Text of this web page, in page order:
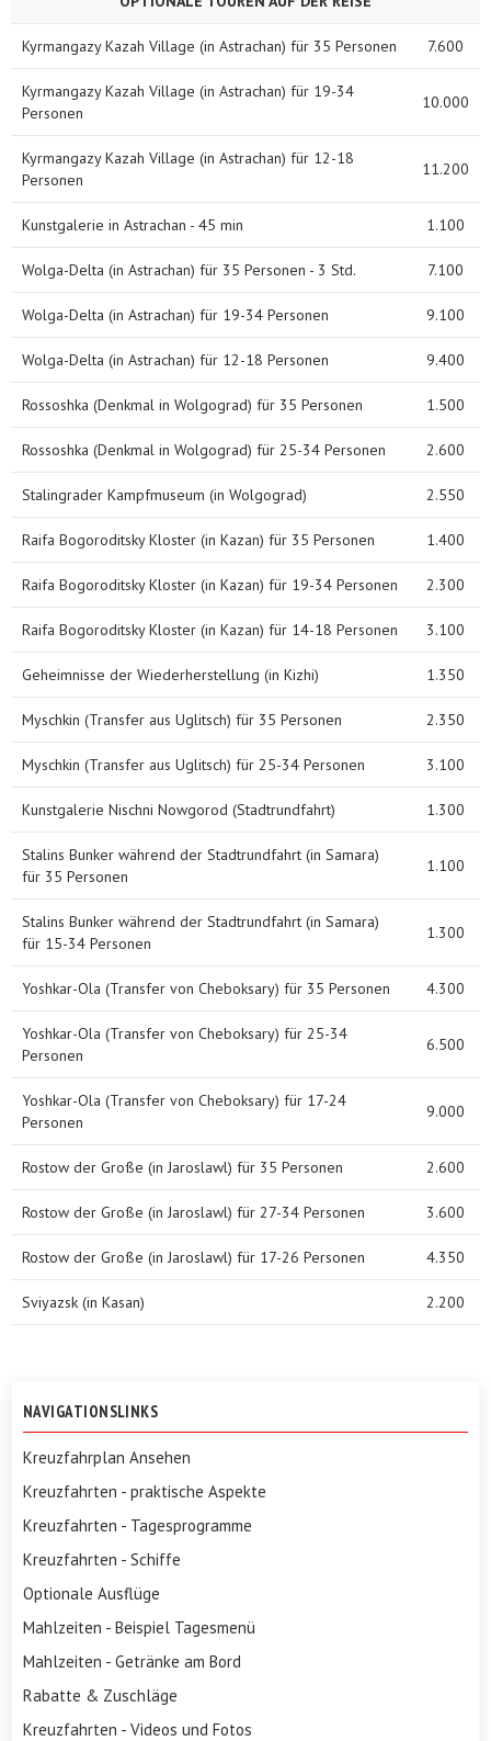
Kyrmangazy Kazah Village (in Astrachan) für 35 Personen 7.600
Kyrmangazy Kazah Village (in Astrachan) für 19-34
Personen
10.000
Kyrmangazy Kazah Village (in Astrachan) für 12-18
Personen
11.200
Kunstgalerie in Astrachan - 45 min 1.100
Wolga-Delta (in Astrachan) für 35 Personen - 3 Std. 7.100
Wolga-Delta (in Astrachan) für 19-34 Personen 9.100
Wolga-Delta (in Astrachan) für 12-18 Personen 9.400
Rossoshka (Denkmal in Wolgograd) für 35 Personen 1.500
Rossoshka (Denkmal in Wolgograd) für 25-34 Personen 2.600
Stalingrader Kampfmuseum (in Wolgograd) 2.550
Raifa Bogoroditsky Kloster (in Kazan) für 35 Personen 1.400
Raifa Bogoroditsky Kloster (in Kazan) für 19-34 Personen 2.300
Raifa Bogoroditsky Kloster (in Kazan) für 14-18 Personen 3.100
Geheimnisse der Wiederherstellung (in Kizhi) 1.350
Myschkin (Transfer aus Uglitsch) für 35 Personen 2.350
Myschkin (Transfer aus Uglitsch) für 25-34 Personen 3.100
Kunstgalerie Nischni Nowgorod (Stadtrundfahrt) 1.300
Stalins Bunker während der Stadtrundfahrt (in Samara)
für 35 Personen
1.100
Stalins Bunker während der Stadtrundfahrt (in Samara)
für 15-34 Personen
1.300
Yoshkar-Ola (Transfer von Cheboksary) für 35 Personen 4.300
Yoshkar-Ola (Transfer von Cheboksary) für 25-34
Personen
6.500
Yoshkar-Ola (Transfer von Cheboksary) für 17-24
Personen
9.000
Rostow der Große (in Jaroslawl) für 35 Personen 2.600
Rostow der Große (in Jaroslawl) für 27-34 Personen 3.600
Rostow der Große (in Jaroslawl) für 17-26 Personen 4.350
Sviyazsk (in Kasan) 2.200
NAVIGATIONSLINKS
Kreuzfahrplan Ansehen
Kreuzfahrten - praktische Aspekte
Kreuzfahrten - Tagesprogramme
Kreuzfahrten - Schiffe
Optionale Ausflüge
Mahlzeiten - Beispiel Tagesmenü
Mahlzeiten - Getränke am Bord
Rabatte & Zuschläge
Kreuzfahrten - Videos und Fotos